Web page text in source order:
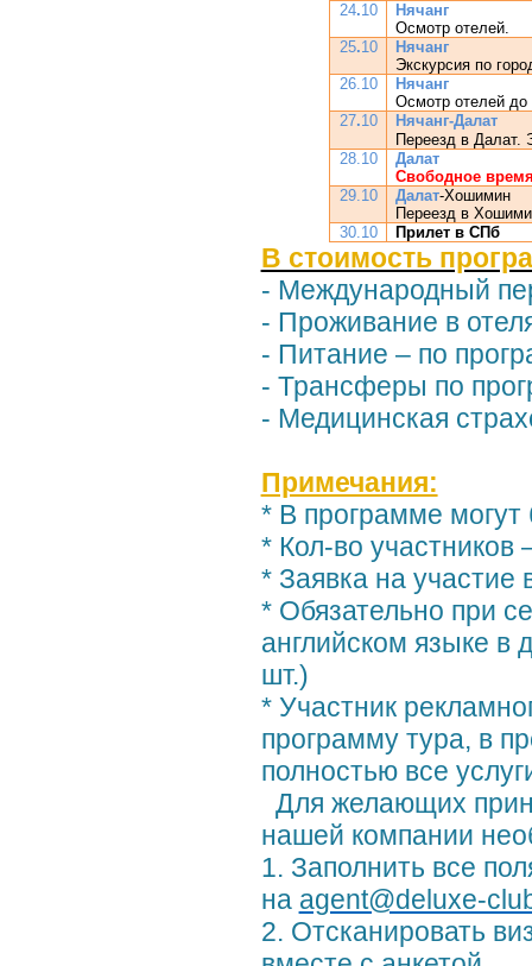
24.10
Нячанг
Осмотр отелей.
25.10
Нячанг
Экскурсия по
26.10
Нячанг
Осмотр отелей
27.10
Нячанг-Далат
Переезд в Далат.
28.10
Далат
Свободное
29.10
Далат-Хошимин
Переезд в
30.10
Прилет в СПб
В стоимость
- Международный
- Проживание в
- Питание – по
- Трансферы по
- Медицинская
Примечания:
* В программе
* Кол-во участников
* Заявка на участие
* Обязательно при
английском языке в
шт.)
* Участник
программу тура, в
полностью все
Для желающих
нашей компании
1. Заполнить все
на agent@deluxe-
2. Отсканировать